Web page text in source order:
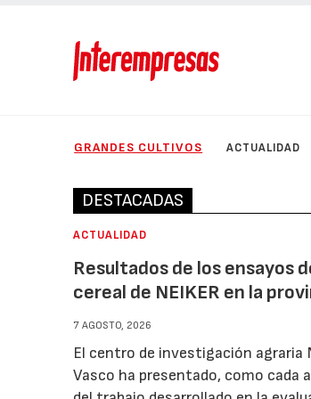
GRANDES CULTIVOS ACTUALIDAD
DESTACADAS
ACTUALIDAD
Resultados de los ensayos
cereal de NEIKER en la
7 AGOSTO, 2026
El centro de investigación agraria
Vasco ha presentado, como cada